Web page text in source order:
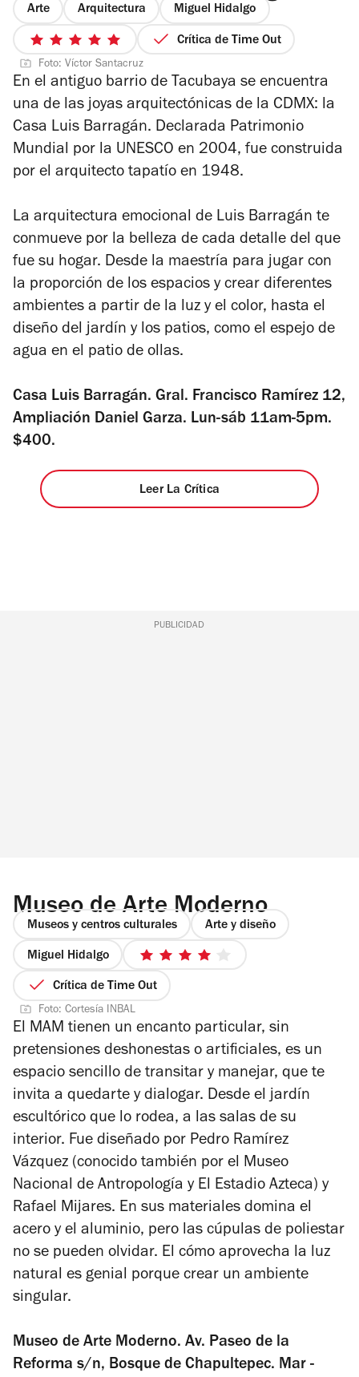
Arte Arquitectura Miguel Hidalgo
5
de
5
estrellas
Crítica de Time Out
Foto: Víctor Santacruz
En el antiguo barrio de Tacubaya se encuentra
una de las joyas arquitectónicas de la CDMX: la
Casa Luis Barragán. Declarada Patrimonio
Mundial por la UNESCO en 2004, fue construida
por el arquitecto tapatío en 1948.
La arquitectura emocional de Luis Barragán te
conmueve por la belleza de cada detalle del que
fue su hogar. Desde la maestría para jugar con
la proporción de los espacios y crear diferentes
ambientes a partir de la luz y el color, hasta el
diseño del jardín y los patios, como el espejo de
agua en el patio de ollas.
Casa Luis Barragán. Gral. Francisco Ramírez 12,
Ampliación Daniel Garza. Lun-sáb 11am-5pm.
$400.
Leer La Crítica
PUBLICIDAD
Museo de Arte Moderno
Museos y centros culturales Arte y diseño
Miguel Hidalgo
4
estrellas
Crítica de Time Out
Foto: Cortesía INBAL
El MAM tienen un encanto particular, sin
pretensiones deshonestas o artificiales, es un
espacio sencillo de transitar y manejar, que te
invita a quedarte y dialogar. Desde el jardín
escultórico que lo rodea, a las salas de su
interior. Fue diseñado por Pedro Ramírez
Vázquez (conocido también por el Museo
Nacional de Antropología y El Estadio Azteca) y
Rafael Mijares. En sus materiales domina el
acero y el aluminio, pero las cúpulas de poliestar
no se pueden olvidar. El cómo aprovecha la luz
natural es genial porque crear un ambiente
singular.
Museo de Arte Moderno. Av. Paseo de la
Reforma s/n, Bosque de Chapultepec. Mar -